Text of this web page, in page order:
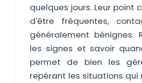
quelques jours. Leur point
d'être fréquentes,
généralement bénignes.
les signes et savoir
permet de bien les
repérant les situations qui